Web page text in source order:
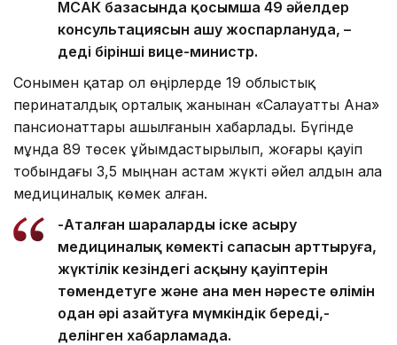
МСАК базасында қосымша 49 әйелдер
консультациясын ашу жоспарлануда, –
деді бірінші вице-министр.
Сонымен қатар ол өңірлерде 19 облыстық
перинаталдық орталық жанынан «Салауатты Ана»
пансионаттары ашылғанын хабарлады. Бүгінде
мұнда 89 төсек ұйымдастырылып, жоғары қауіп
тобындағы 3,5 мыңнан астам жүкті әйел алдын ала
медициналық көмек алған.
-Аталған шараларды іске асыру
медициналық көмектің сапасын арттыруға,
жүктілік кезіндегі асқыну қауіптерін
төмендетуге және ана мен нәресте өлімін
одан әрі азайтуға мүмкіндік береді,-
делінген хабарламада.